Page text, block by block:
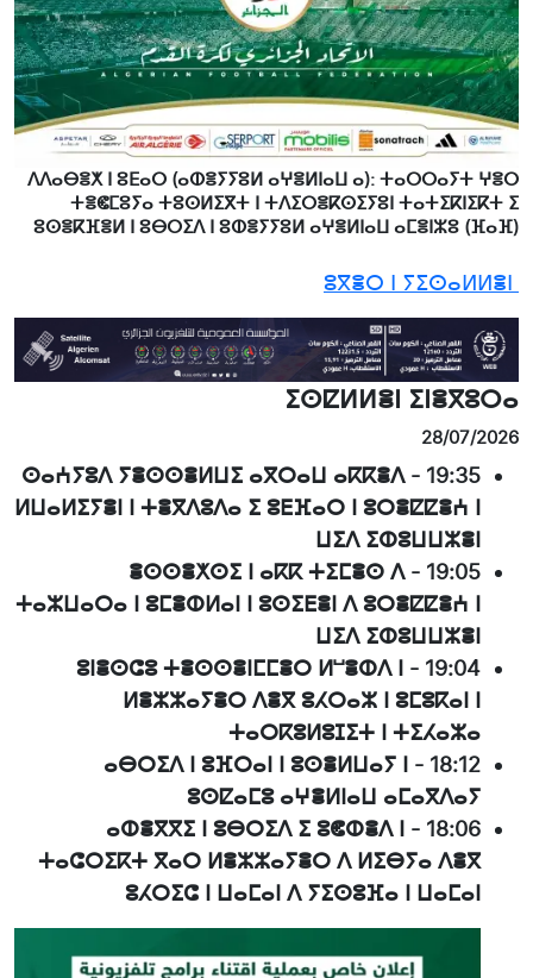
ⴷⴷⴰⴱⴻⵅ ⵏ ⵓⴹⴰⵔ (ⴰⵀⴻⵢⵢⵓⵍ ⴰⵖⴻⵍⵏⴰⵡ ⴰ): ⵜⴰⵔⵔⴰⵢⵜ ⵖⴻⵔ
ⵜⴻⵞⵎⵓⵢⴰ ⵜⵓⵙⵍⵉⴳⵜ ⵏ ⵜⴷⵉⵔⴻⴽⵙⵉⵢⵓⵏ ⵜⴰⵜⵉⴽⵏⵉⴽⵜ ⵉ
ⵓⵙⴻⴽⴼⴻⵍ ⵏ ⵓⴱⵔⵉⴷ ⵏ ⵓⵀⴻⵢⵢⵓⵍ ⴰⵖⴻⵍⵏⴰⵡ ⴰⵎⴻⵏⵣⵓ (ⴼⴰⴼ)
ⵉⵙⵇⵍⵍⴻⵏ ⵉⵏⴻⴳⵓⵔⴰ
28/07/2026
19:35
-
ⵙⴰⵄⵢⵓⴷ ⵢⴻⵙⵙⴻⵍⵡⵉ ⴰⴳⵔⴰⵡ ⴰⴽⴽⴻⴷ
ⵍⵡⴰⵍⵉⵢⴻⵏ ⵏ ⵜⴻⴳⴷⵓⴷⴰ ⵉ ⵓⴹⴼⴰⵔ ⵏ ⵓⵔⴻⵇⵇⴻⵄ ⵏ
ⵡⵉⴷ ⵉⵀⵓⵡⵡⵣⴻⵏ
19:05
-
ⴻⵙⵙⴻⵅⵙⵉ ⵏ ⴰⴽⴽ ⵜⵉⵎⴻⵙ ⴷ
ⵜⴰⵣⵡⴰⵔⴰ ⵏ ⵓⵎⴻⵀⵍⴰⵏ ⵏ ⵓⵙⵉⴹⴻⵏ ⴷ ⵓⵔⴻⵇⵇⴻⵄ ⵏ
ⵡⵉⴷ ⵉⵀⵓⵡⵡⵣⴻⵏ
19:04
-
ⵓⵏⴻⵙⵛⵓ ⵜⴻⵙⵙⴻⵏⵎⵎⴻⵔ ⵍⵯⴻⵀⴷ ⵏ
ⵍⴻⵣⵣⴰⵢⴻⵔ ⴷⴻⴳ ⵓⵃⵔⴰⵣ ⵏ ⵓⵎⵓⴽⴰⵏ ⵏ
ⵜⴰⵔⴽⵓⵍⵓⵊⵉⵜ ⵏ ⵜⵉⵃⴰⵣⴰ
18:12
-
ⴰⴱⵔⵉⴷ ⵏ ⵓⴼⵔⴰⵏ ⵏ ⵓⵙⴻⵍⵡⴰⵢ ⵏ
ⵓⵙⵇⴰⵎⵓ ⴰⵖⴻⵍⵏⴰⵡ ⴰⵎⴰⴳⴷⴰⵢ
18:06
-
ⴰⵀⴻⴳⴳⵉ ⵏ ⵓⴱⵔⵉⴷ ⵉ ⵓⵞⵀⴻⴷ ⵏ
ⵜⴰⵛⵔⵉⴽⵜ ⴳⴰⵔ ⵍⴻⵣⵣⴰⵢⴻⵔ ⴷ ⵍⵉⴱⵢⴰ ⴷⴻⴳ
ⵓⵃⵔⵉⵛ ⵏ ⵡⴰⵎⴰⵏ ⴷ ⵢⵉⵙⵓⴼⴰ ⵏ ⵡⴰⵎⴰⵏ